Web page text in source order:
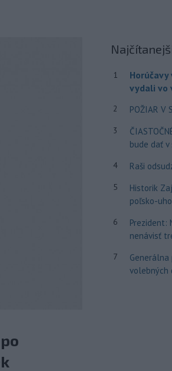
1
vydali vo
2 POŽIAR V
3
bude dať v
4 Raši
5
Historik
poľsko-
6
Prezident:
nenávisť
7
volebných